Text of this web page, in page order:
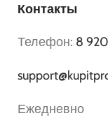
Контакты
Телефон: 8
Ежедневно